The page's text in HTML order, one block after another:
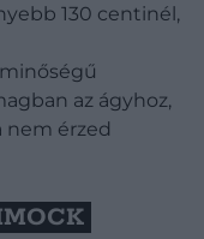
130 centinél,
az ágyhoz,
nem érzed